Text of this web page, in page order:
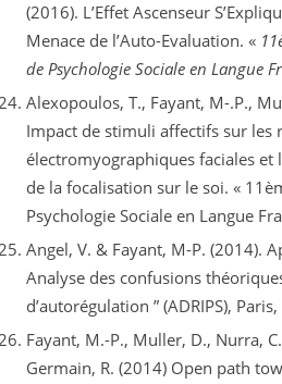
(2016). L’Effet Ascenseur
Menace de l’Auto-Evaluation. «
de Psychologie Sociale en Langue
Alexopoulos, T., Fayant, M-.P.,
Impact de stimuli affectifs sur les
électromyographiques faciales et
de la focalisation sur le soi. «
Psychologie Sociale en Langue
Angel, V. & Fayant, M-P. (2014).
Analyse des confusions
d’autorégulation ” (ADRIPS),
Fayant, M.-P., Muller, D., Nurra,
Germain, R. (2014) Open path